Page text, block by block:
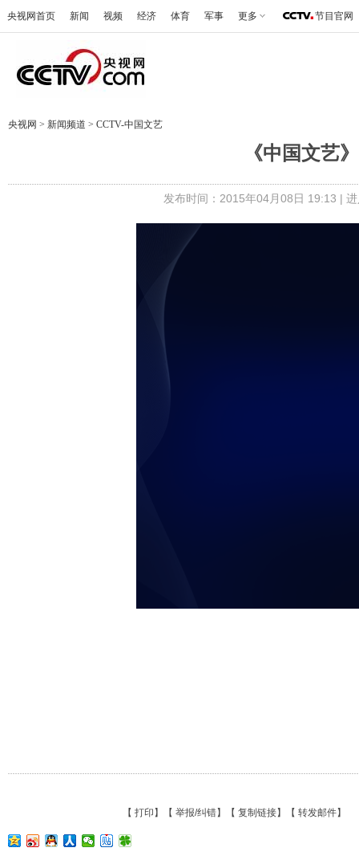
央视网首页 新闻 视频 经济 体育 军事 更多 节目官网
央视网 > 新闻频道 > CCTV-中国文艺
《中国文艺
发布时间：2015年04月08日 19:13 |
【 打印 】【 举报/纠错】【 复制链接】【 转发邮件】